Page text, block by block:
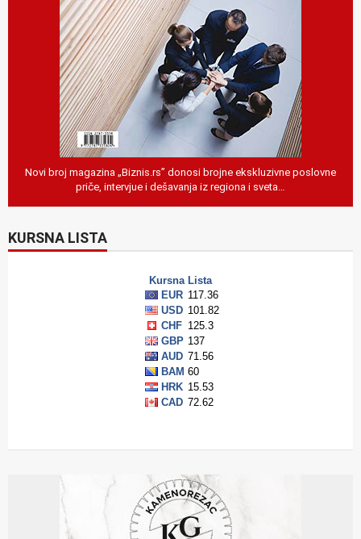
Novi broj magazina „Biznis.rs” donosi brojne ekskluzivne poslovne
priče, intervjue i dešavanja iz regiona i sveta…
KURSNA LISTA